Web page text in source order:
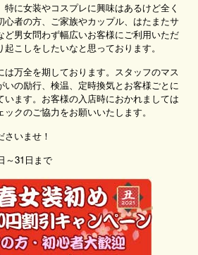
に女装やコスプレに興味はあるけど全く
心者の方、ご家族やカップル、はたまたサ
ど男女問わず幅広いお客様にご利用いただ
こしをしたいなと思っております。
は万全を期しております。スタッフのマス
いの励行、検温、定時換気とお客様ごとに
ます。お客様の入店時におかれましては
クのご協力をお願いいたします。
いませ！
～31日まで